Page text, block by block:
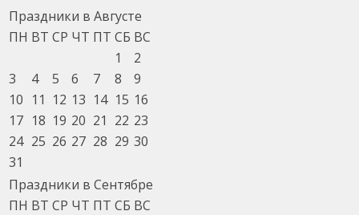
Праздники в Августе
ПН ВТ СР ЧТ ПТ СБ ВС
1
2
3
4 5 6 7 8
9
10 11 12 13 14 15 16
17 18 19 20 21 22 23
24 25 26 27 28 29 30
31
Праздники в Сентябре
ПН ВТ СР ЧТ ПТ СБ ВС